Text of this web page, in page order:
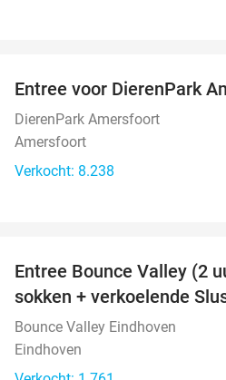
Entree voor DierenPark
DierenPark Amersfoort
Amersfoort
Verkocht: 8.238
Entree Bounce Valley (2
sokken + verkoelende
Bounce Valley Eindhoven
Eindhoven